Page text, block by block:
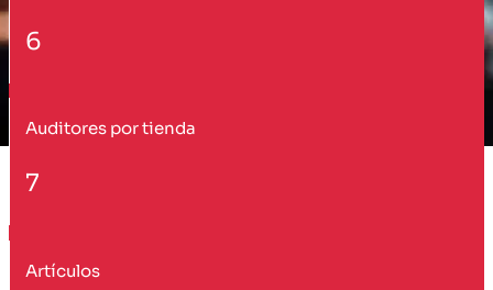
6
Auditores por tienda
7
Artículos